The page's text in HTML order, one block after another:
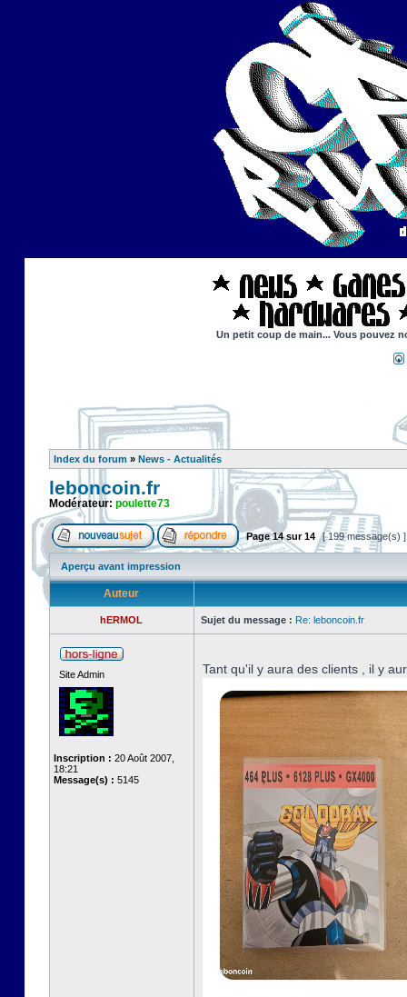
Un petit coup de main... Vous pouvez
Index du forum » News - Actualités
leboncoin.fr
Modérateur: poulette73
Page14sur14 [ 199 message(s)
Aperçu avant impression
Auteur
hERMOL Sujet du message : Re: leboncoin.fr
Site Admin
Inscription : 20 Août 2007,
18:21
Message(s) : 5145
Tant qu'il y aura des clients , il y